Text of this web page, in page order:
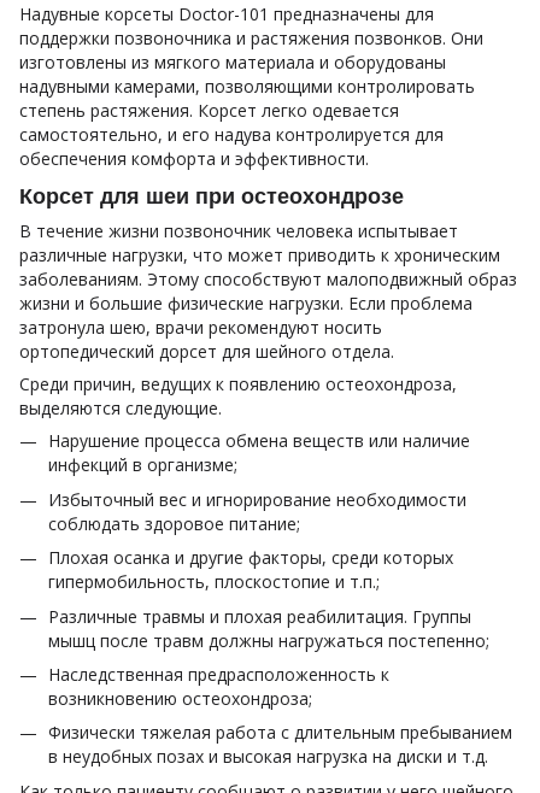
Надувные корсеты Doctor-101 предназначены для
поддержки позвоночника и растяжения позвонков. Они
изготовлены из мягкого материала и оборудованы
надувными камерами, позволяющими контролировать
степень растяжения. Корсет легко одевается
самостоятельно, и его надува контролируется для
обеспечения комфорта и эффективности.
Корсет для шеи при остеохондрозе
В течение жизни позвоночник человека испытывает
различные нагрузки, что может приводить к хроническим
заболеваниям. Этому способствуют малоподвижный образ
жизни и большие физические нагрузки. Если проблема
затронула шею, врачи рекомендуют носить
ортопедический дорсет для шейного отдела.
Среди причин, ведущих к появлению остеохондроза,
выделяются следующие.
Нарушение процесса обмена веществ или наличие
инфекций в организме;
Избыточный вес и игнорирование необходимости
соблюдать здоровое питание;
Плохая осанка и другие факторы, среди которых
гипермобильность, плоскостопие и т.п.;
Различные травмы и плохая реабилитация. Группы
мышц после травм должны нагружаться постепенно;
Наследственная предрасположенность к
возникновению остеохондроза;
Физически тяжелая работа с длительным пребыванием
в неудобных позах и высокая нагрузка на диски и т.д.